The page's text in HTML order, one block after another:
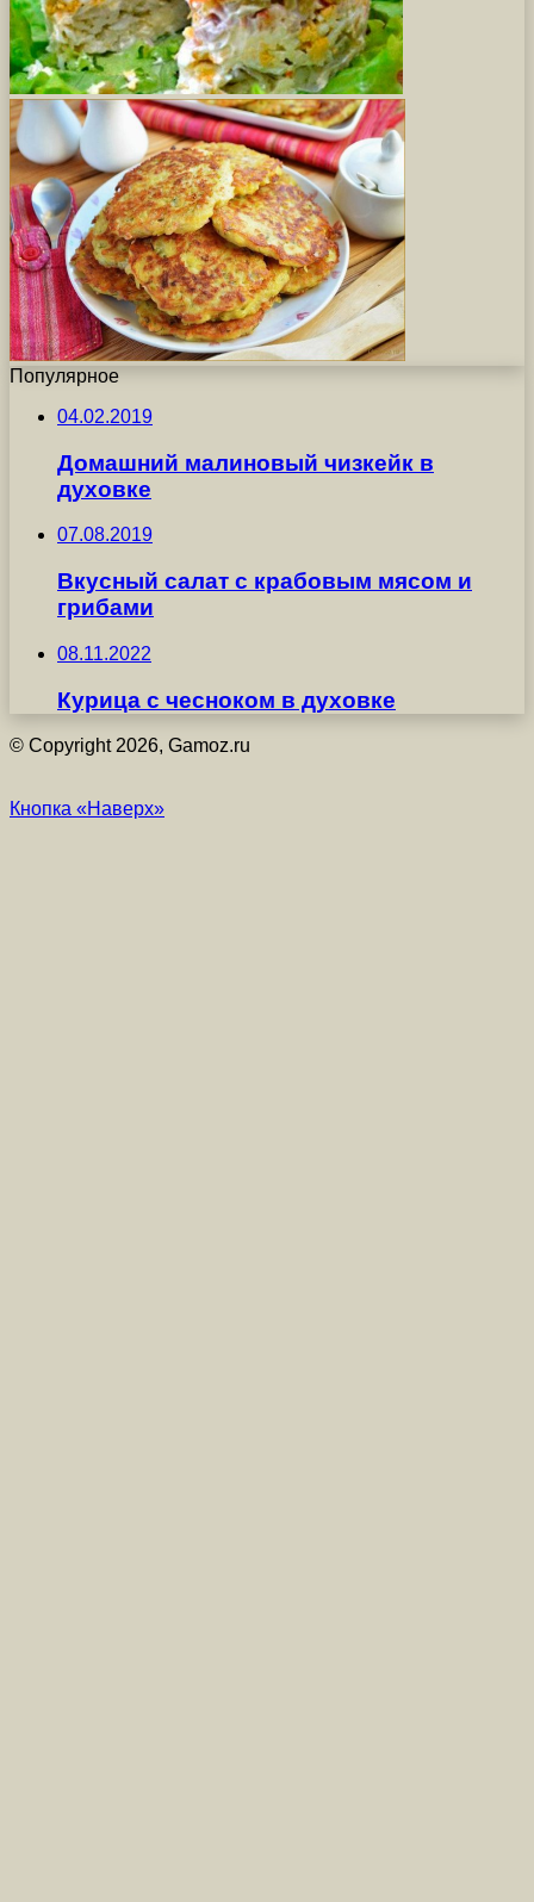
Популярное
04.02.2019
Домашний малиновый чизкейк в
духовке
07.08.2019
Вкусный салат с крабовым мясом и
грибами
08.11.2022
Курица с чесноком в духовке
© Copyright 2026, Gamoz.ru
Кнопка «Наверх»